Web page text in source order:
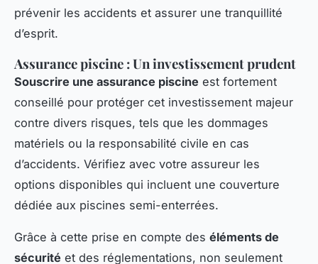
prévenir les accidents et assurer une tranquillité
d’esprit.
Assurance piscine : Un investissement prudent
Souscrire une assurance piscine est fortement
conseillé pour protéger cet investissement majeur
contre divers risques, tels que les dommages
matériels ou la responsabilité civile en cas
d’accidents. Vérifiez avec votre assureur les
options disponibles qui incluent une couverture
dédiée aux piscines semi-enterrées.
Grâce à cette prise en compte des éléments de
sécurité et des réglementations, non seulement